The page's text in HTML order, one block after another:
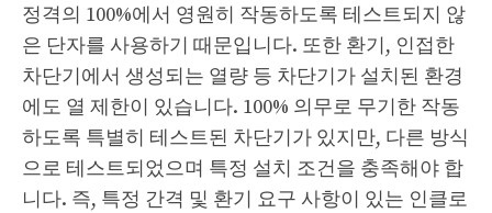
정격의 100%에서 영원히 작동하도록 테스트되지 않
은 단자를 사용하기 때문입니다. 또한 환기, 인접한
차단기에서 생성되는 열량 등 차단기가 설치된 환경
에도 열 제한이 있습니다. 100% 의무로 무기한 작동
하도록 특별히 테스트된 차단기가 있지만, 다른 방식
으로 테스트되었으며 특정 설치 조건을 충족해야 합
니다. 즉, 특정 간격 및 환기 요구 사항이 있는 인클로